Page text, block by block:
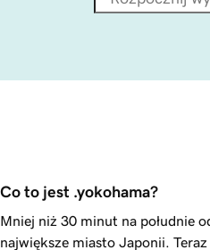
Co to jest .yokohama?
Mniej niż 30 minut na południe
największe miasto Japonii.